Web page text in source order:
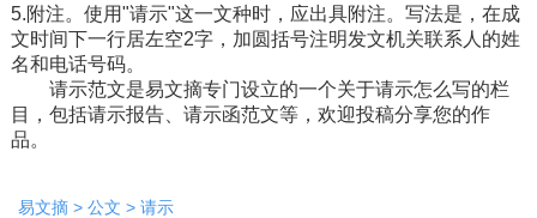
5.附注。使用"请示"这一文种时，应出具附注。写法是，在成
文时间下一行居左空2字，加圆括号注明发文机关联系人的姓
名和电话号码。
请示范文是易文摘专门设立的一个关于请示怎么写的栏
目，包括请示报告、请示函范文等，欢迎投稿分享您的作
品。
易文摘 > 公文 > 请示